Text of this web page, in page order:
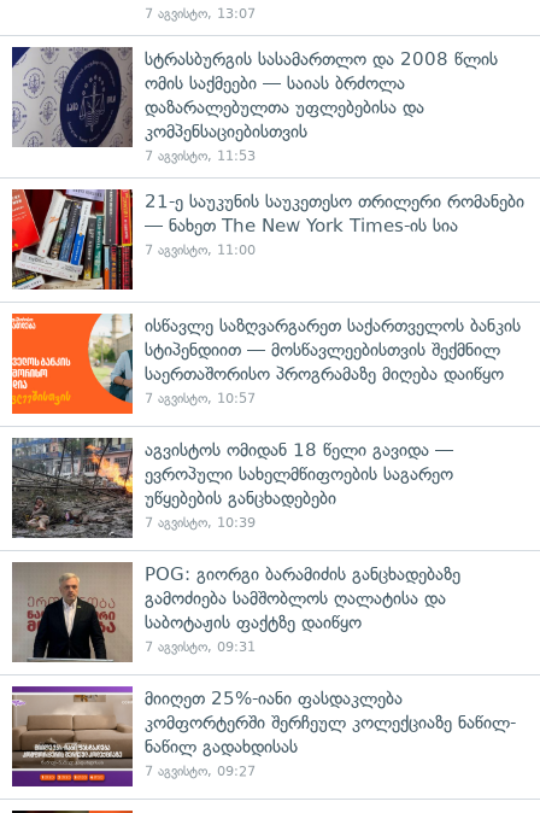
7 აგვისტო, 13:07
სტრასბურგის სასამართლო და 2008 წლის
ომის საქმეები — საიას ბრძოლა
დაზარალებულთა უფლებებისა და
კომპენსაციებისთვის
7 აგვისტო, 11:53
21-ე საუკუნის საუკეთესო თრილერი რომანები
— ნახეთ The New York Times-ის სია
7 აგვისტო, 11:00
ისწავლე საზღვარგარეთ საქართველოს ბანკის
სტიპენდიით — მოსწავლეებისთვის შექმნილ
საერთაშორისო პროგრამაზე მიღება დაიწყო
7 აგვისტო, 10:57
აგვისტოს ომიდან 18 წელი გავიდა —
ევროპული სახელმწიფოების საგარეო
უწყებების განცხადებები
7 აგვისტო, 10:39
POG: გიორგი ბარამიძის განცხადებაზე
გამოძიება სამშობლოს ღალატისა და
საბოტაჟის ფაქტზე დაიწყო
7 აგვისტო, 09:31
მიიღეთ 25%-იანი ფასდაკლება
კომფორტერში შერჩეულ კოლექციაზე ნაწილ-
ნაწილ გადახდისას
7 აგვისტო, 09:27